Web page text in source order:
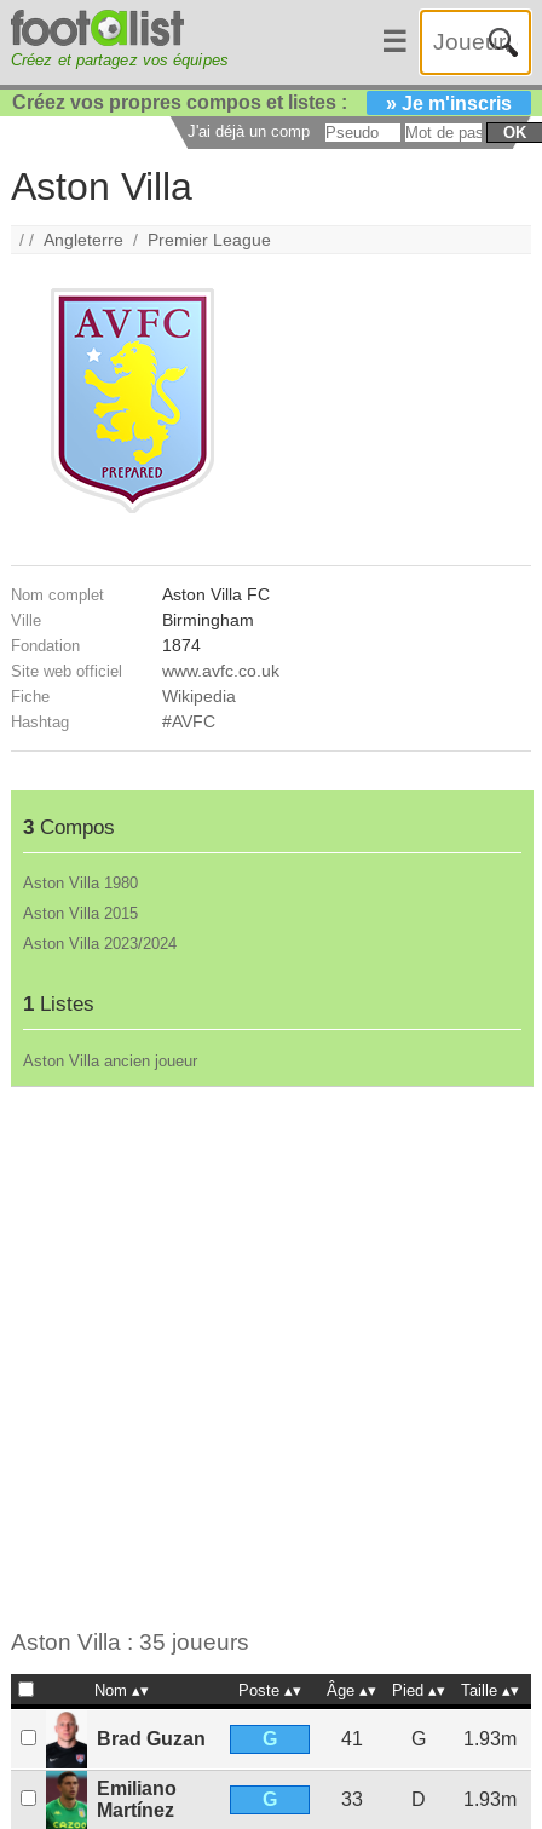
Créez et partagez vos équipes
☰
Créez vos propres compos et listes : » Je m'inscris
J'ai déjà un compte : OK
Aston Villa
/ /Angleterre / Premier League
Nom complet Aston Villa FC
Ville Birmingham
Fondation 1874
Site web officiel www.avfc.co.uk
Fiche Wikipedia
Hashtag #AVFC
3Compos
Aston Villa 1980
Aston Villa 2015
Aston Villa 2023/2024
1Listes
Aston Villa ancien joueur
Aston Villa : 35 joueurs
Nom Poste Âge Pied Taille
Brad Guzan G 41 G 1.93m
Emiliano
Martínez
G 33 D 1.93m